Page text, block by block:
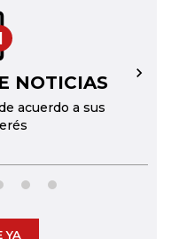
NOTICIAS
acuerdo a sus
→
YA